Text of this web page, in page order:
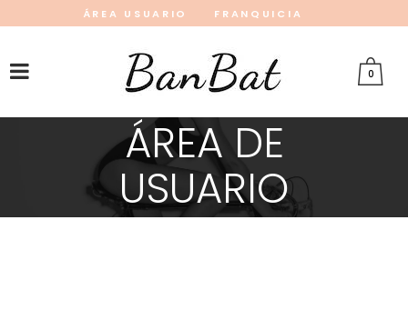
ÁREA USUARIO
FRANQUICIA
0
ÁREA DE
USUARIO